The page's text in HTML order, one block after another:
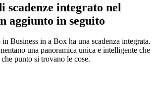
scadenze integrato nel
aggiunto in seguito
Business in a Box ha una scadenza integrata.
una panoramica unica e intelligente che
punto si trovano le cose.